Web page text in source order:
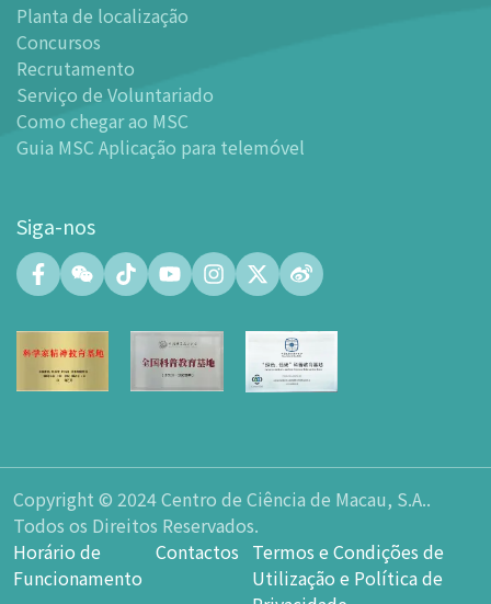
- Guia MSC Aplicação para telemóvel
Instalações
-
Mundo das Crianças
- Centro de Exibições
- Planetário
leitura
- Laboratório de Fabricação Digital (FABLAB)
- Laboratório de Redes (NetLab)
- Átrio
Zona de Aprendizagem Inteligente
Ciência e Inovação Tecnológica
- Espaço do átrio do Planetário
- Loja de Lembranças
- Parque de Estacionamento
- Restauração
Planta de localização
Concursos
Recrutamento
Serviço de Voluntariado
Como chegar ao MSC
Guia MSC Aplicação para telemóvel
Siga-nos
Copyright © 2024 Centro de Ciência de Macau, S.A..
Todos os Direitos Reservados.
Horário de
Funcionamento
Contactos Termos e Condições de
Utilização e Política de